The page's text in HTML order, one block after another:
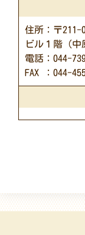
住所：〒211-
ビル１階（中
電話：044-
FAX ：044-